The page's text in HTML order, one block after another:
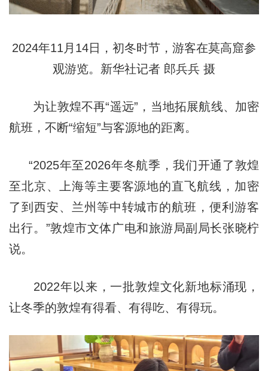
2024年11月14日，初冬时节，游客在莫高窟参
观游览。新华社记者 郎兵兵 摄
为让敦煌不再“遥远”，当地拓展航线、加密
航班，不断“缩短”与客源地的距离。
“2025年至2026年冬航季，我们开通了敦煌
至北京、上海等主要客源地的直飞航线，加密
了到西安、兰州等中转城市的航班，便利游客
出行。”敦煌市文体广电和旅游局副局长张晓柠
说。
2022年以来，一批敦煌文化新地标涌现，
让冬季的敦煌有得看、有得吃、有得玩。